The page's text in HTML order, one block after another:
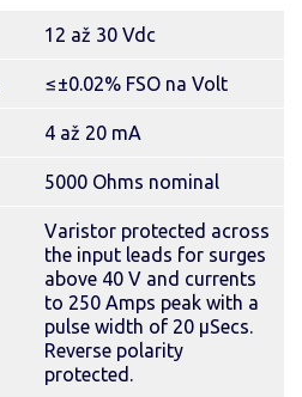
12 až 30 Vdc
≤±0.02% FSO na Volt
4 až 20 mA
5000 Ohms nominal
Varistor protected across
the input leads for surges
above 40 V and currents
to 250 Amps peak with a
pulse width of 20 μSecs.
Reverse polarity
protected.